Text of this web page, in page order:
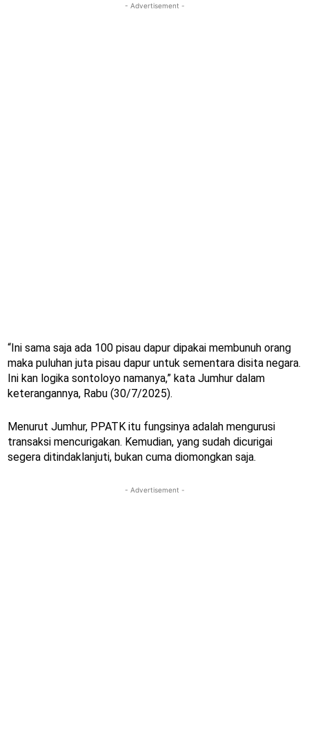
- Advertisement -
“Ini sama saja ada 100 pisau dapur dipakai membunuh orang
maka puluhan juta pisau dapur untuk sementara disita negara.
Ini kan logika sontoloyo namanya,” kata Jumhur dalam
keterangannya, Rabu (30/7/2025).
Menurut Jumhur, PPATK itu fungsinya adalah mengurusi
transaksi mencurigakan. Kemudian, yang sudah dicurigai
segera ditindaklanjuti, bukan cuma diomongkan saja.
- Advertisement -